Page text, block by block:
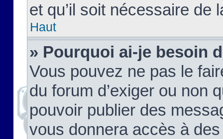
et qu’il soit nécessaire de
Haut
» Pourquoi ai-je besoin
Vous pouvez ne pas le
du forum d’exiger ou non
pouvoir publier des
vous donnera accès à